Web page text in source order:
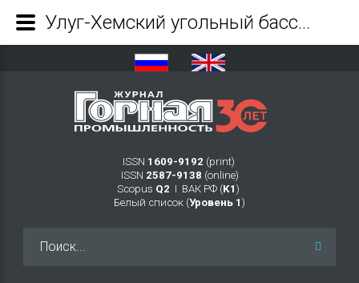
ISSN 1609-9192 (print)
ISSN 2587-9138 (online)
Scopus Q2 Ι ВАК РФ (K1 )
Белый список (Уровень 1 )
Улуг-Хемский угольный бассейн как важнейший энергетический ресурс Тувы - Журнал Горная промышленность